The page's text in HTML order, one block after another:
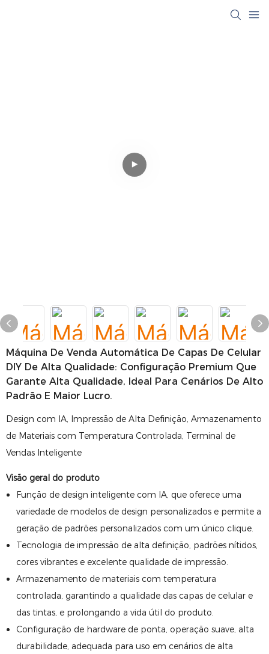
Máquina De Venda Automática De Capas De Celular
DIY De Alta Qualidade: Configuração Premium Que
Garante Alta Qualidade, Ideal Para Cenários De Alto
Padrão E Maior Lucro.
Design com IA, Impressão de Alta Definição, Armazenamento
de Materiais com Temperatura Controlada, Terminal de
Vendas Inteligente
Visão geral do produto
Função de design inteligente com IA, que oferece uma
variedade de modelos de design personalizados e permite a
geração de padrões personalizados com um único clique.
Tecnologia de impressão de alta definição, padrões nítidos,
cores vibrantes e excelente qualidade de impressão.
Armazenamento de materiais com temperatura
controlada, garantindo a qualidade das capas de celular e
das tintas, e prolongando a vida útil do produto.
Configuração de hardware de ponta, operação suave, alta
durabilidade, adequada para uso em cenários de alta